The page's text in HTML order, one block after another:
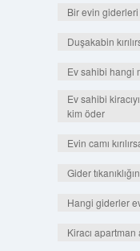
Bir evin
Duşakabin
Ev sahibi hangi
Ev sahibi
kim öder
Evin camı
Gider
Hangi giderler
Kiracı